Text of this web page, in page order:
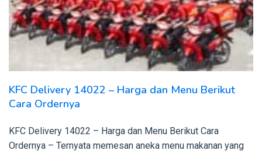
KFC Delivery 14022 – Harga dan Menu Berikut
Cara Ordernya
KFC Delivery 14022 – Harga dan Menu Berikut Cara
Ordernya – Ternyata memesan aneka menu makanan yang